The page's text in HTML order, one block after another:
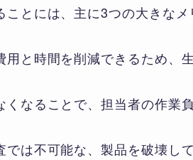
とには、主に3つの大きなメ
と時間を削減できるため、
くなることで、担当者の作業
では不可能な、製品を破壊し